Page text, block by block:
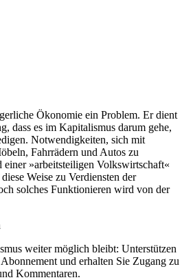
Ökonomie ein Problem. Er dient
dass es im Kapitalismus darum gehe,
Notwendigkeiten, sich mit
Fahrrädern und Autos zu
»arbeitsteiligen Volkswirtschaft«
Weise zu Verdiensten der
solches Funktionieren wird von der
weiter möglich bleibt: Unterstützen
und erhalten Sie Zugang zu
Kommentaren.